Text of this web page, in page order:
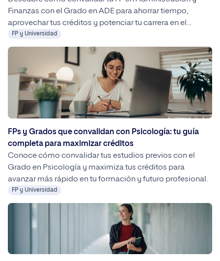
Finanzas con el Grado en ADE para ahorrar tiempo,
aprovechar tus créditos y potenciar tu carrera en el
mundo empresarial.
FP y Universidad
FPs y Grados que convalidan con Psicología: tu guía
completa para maximizar créditos
Conoce cómo convalidar tus estudios previos con el
Grado en Psicología y maximiza tus créditos para
avanzar más rápido en tu formación y futuro profesional.
FP y Universidad